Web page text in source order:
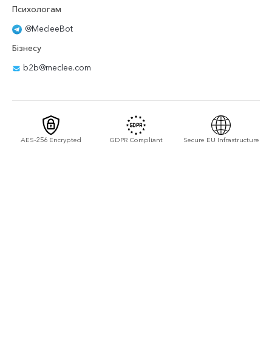
Психологам
@MecleeBot
Бізнесу
b2b@meclee.com
AES-256 Encrypted GDPR Compliant Secure EU Infrastructure